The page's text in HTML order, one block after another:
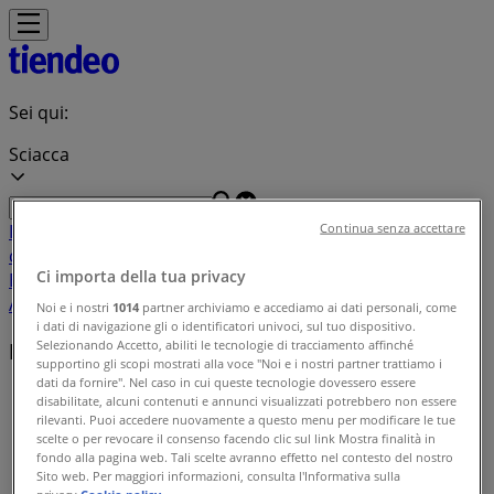
Sei qui:
Sciacca
In Evidenza ElettronicaNovitàCura
casa e corpo
BenessereInfanzia e giochiAnimali
AssicurazioniViaggiRistorantiServizi
Indice delle offerte in Sciacca
Tiendeo a Sciacca»
Indice delle offerte
Ci importa della tua privacy
Noi e i nostri 1014 partner archiviamo e accediamo ai dati personali, come
i dati di navigazione gli o identificatori univoci, sul tuo dispositivo.
Selezionando Accetto, abiliti le tecnologie di tracciamento affinché
supportino gli scopi mostrati alla voce "Noi e i nostri partner trattiamo i
dati da fornire". Nel caso in cui queste tecnologie dovessero essere
disabilitate, alcuni contenuti e annunci visualizzati potrebbero non essere
rilevanti. Puoi accedere nuovamente a questo menu per modificare le tue
scelte o per revocare il consenso facendo clic sul link Mostra finalità in
fondo alla pagina web. Tali scelte avranno effetto nel contesto del nostro
Sito web. Per maggiori informazioni, consulta l'Informativa sulla
Continua senza accettare